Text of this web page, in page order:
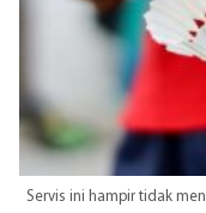
Servis ini hampir tidak